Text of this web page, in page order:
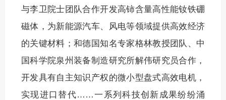
与李卫院士团队合作开发高铈含量高性能钕铁硼
磁体，为新能源汽车、风电等领域提供高效经济
的关键材料；和德国知名专家格林教授团队、中
国科学院泉州装备制造研究所解伟研究员合作，
开发具有自主知识产权的微小型盘式高效电机，
实现进口替代……一系列科技创新成果纷纷涌